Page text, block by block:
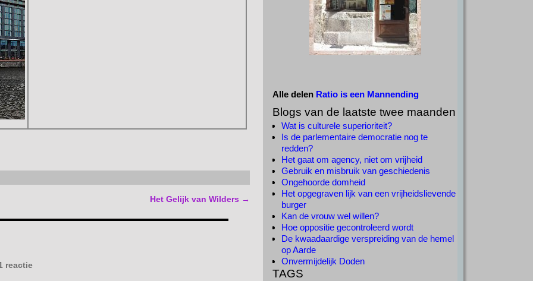
Het Gelijk van Wilders →
reactie
Alle delen Ratio is een Mannending
Blogs van de laatste twee maanden
Wat is culturele superioriteit?
Is de parlementaire democratie nog te
redden?
Het gaat om agency, niet om vrijheid
Gebruik en misbruik van geschiedenis
Ongehoorde domheid
Het opgegraven lijk van een vrijheidslievende
burger
Kan de vrouw wel willen?
Hoe oppositie gecontroleerd wordt
De kwaadaardige verspreiding van de hemel
op Aarde
Onvermijdelijk Doden
TAGS